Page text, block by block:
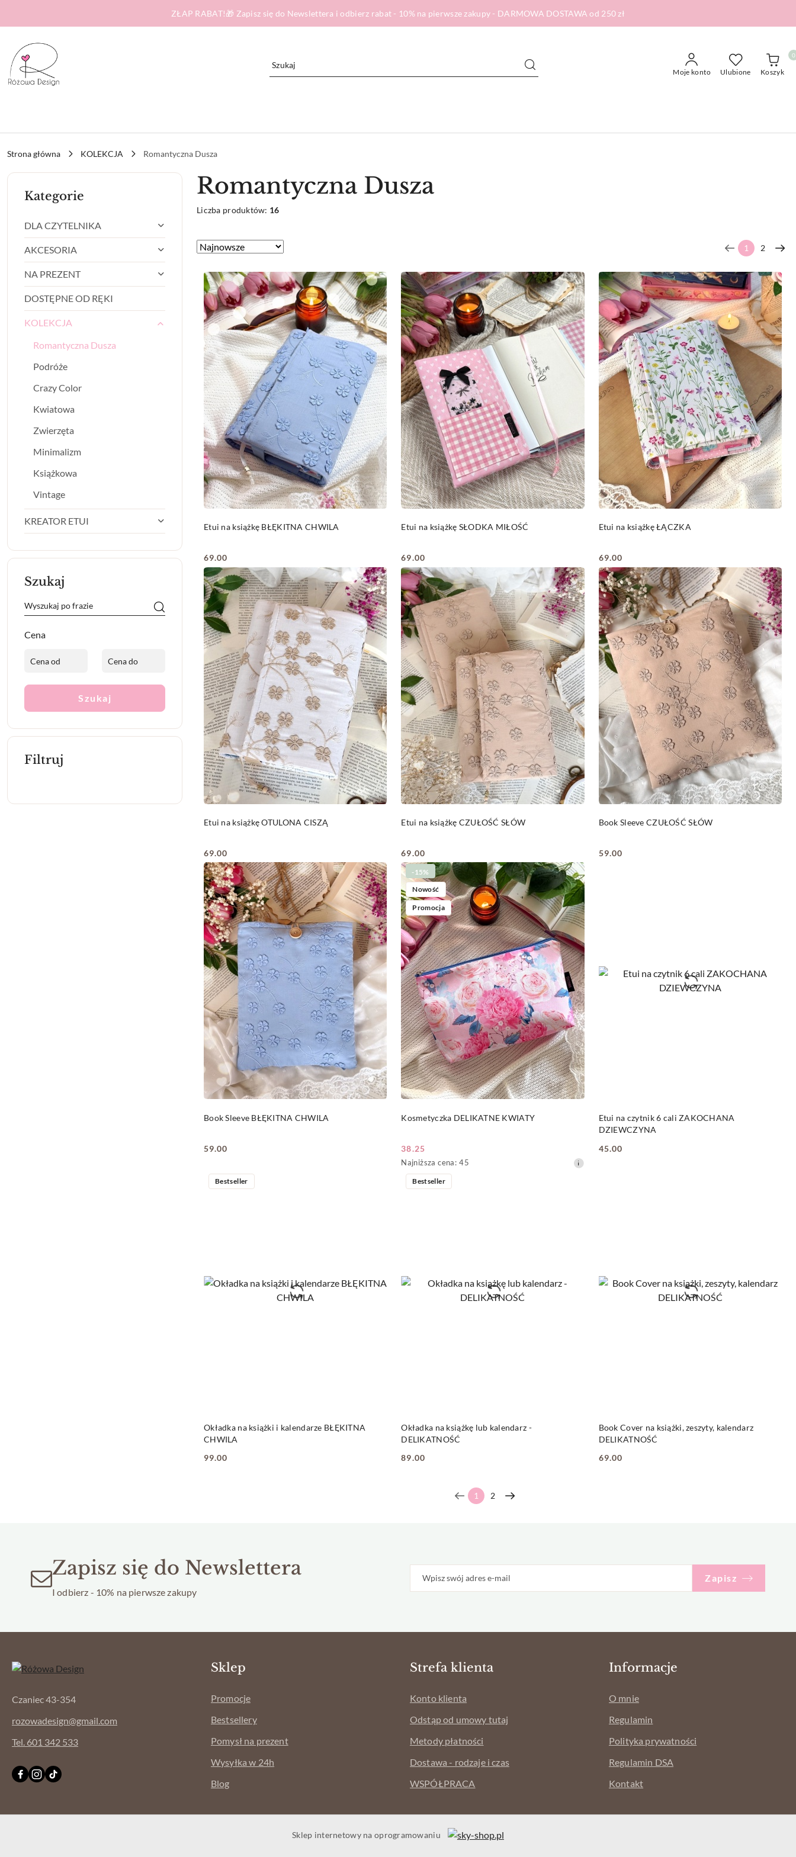
ZŁAP RABAT!🎁 Zapisz się do Newslettera i odbierz rabat - 10% na pierwsze zakupy - DARMOWA DOSTAWA od 250 zł
Moje konto Ulubione Koszyk
0
Strona główna KOLEKCJA Romantyczna Dusza
Kategorie
DLA CZYTELNIKA
AKCESORIA
NA PREZENT
DOSTĘPNE OD RĘKI
KOLEKCJA
Romantyczna Dusza
Podróże
Crazy Color
Kwiatowa
Zwierzęta
Minimalizm
Książkowa
Vintage
KREATOR ETUI
Szukaj
Cena
Szukaj
Filtruj
Romantyczna Dusza
Liczba produktów: 16
Zastosowano
Najnowsze.
Sortuj
1 2
Etui na książkę BŁĘKITNA CHWILA
Cena:
69.00
Etui na książkę SŁODKA MIŁOŚĆ
Cena:
69.00
DO KOSZYKA Etui na książkę ŁĄCZKA
Cena:
69.00
Etui na książkę OTULONA CISZĄ
Cena:
69.00
Etui na książkę CZUŁOŚĆ SŁÓW
Cena:
69.00
DO KOSZYKA Book Sleeve CZUŁOŚĆ SŁÓW
Cena:
59.00
DO KOSZYKA
Book Sleeve BŁĘKITNA CHWILA
Cena:
59.00
Kosmetyczka DELIKATNE KWIATY
Cena
promocyjna:
38.25
Najniższa
cena
Najniższa cena: 45
-15%
Nowość
Promocja
Etui na czytnik 6 cali ZAKOCHANA
DZIEWCZYNA
Cena:
45.00
Okładka na książki i kalendarze BŁĘKITNA
CHWILA
Cena:
99.00
Bestseller
Okładka na książkę lub kalendarz -
DELIKATNOŚĆ
Cena:
89.00
Bestseller
Book Cover na książki, zeszyty, kalendarz
DELIKATNOŚĆ
Cena:
69.00
1 2
Zapisz się do Newslettera
I odbierz - 10% na pierwsze zakupy
Zapisz
Czaniec 43-354
rozowadesign@gmail.com
Tel. 601 342 533
Sklep
Promocje
Bestsellery
Pomysł na prezent
Wysyłka w 24h
Blog
Strefa klienta
Konto klienta
Odstąp od umowy tutaj
Metody płatności
Dostawa - rodzaje i czas
WSPÓŁPRACA
Informacje
O mnie
Regulamin
Polityka prywatności
Regulamin DSA
Kontakt
Sklep internetowy na oprogramowaniu